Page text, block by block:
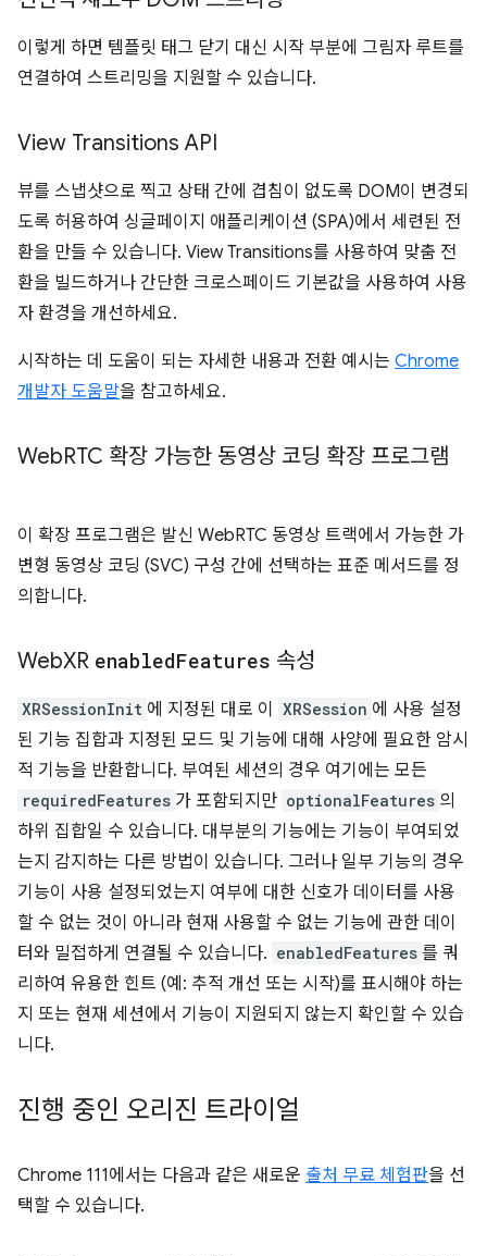
이렇게 하면 템플릿 태그 닫기 대신 시작 부분에 그림자 루트를
연결하여 스트리밍을 지원할 수 있습니다.
View Transitions API
뷰를 스냅샷으로 찍고 상태 간에 겹침이 없도록 DOM이 변경되
도록 허용하여 싱글페이지 애플리케이션 (SPA)에서 세련된 전
환을 만들 수 있습니다. View Transitions를 사용하여 맞춤 전
환을 빌드하거나 간단한 크로스페이드 기본값을 사용하여 사용
자 환경을 개선하세요.
시작하는 데 도움이 되는 자세한 내용과 전환 예시는 Chrome
개발자 도움말을 참고하세요.
WebRTC 확장 가능한 동영상 코딩 확장 프로그램
이 확장 프로그램은 발신 WebRTC 동영상 트랙에서 가능한 가
변형 동영상 코딩 (SVC) 구성 간에 선택하는 표준 메서드를 정
의합니다.
WebXR enabledFeatures 속성
XRSessionInit 에 지정된 대로 이 XRSession 에 사용 설정
된 기능 집합과 지정된 모드 및 기능에 대해 사양에 필요한 암시
적 기능을 반환합니다. 부여된 세션의 경우 여기에는 모든
requiredFeatures 가 포함되지만 optionalFeatures 의
하위 집합일 수 있습니다. 대부분의 기능에는 기능이 부여되었
는지 감지하는 다른 방법이 있습니다. 그러나 일부 기능의 경우
기능이 사용 설정되었는지 여부에 대한 신호가 데이터를 사용
할 수 없는 것이 아니라 현재 사용할 수 없는 기능에 관한 데이
터와 밀접하게 연결될 수 있습니다. enabledFeatures 를 쿼
리하여 유용한 힌트 (예: 추적 개선 또는 시작)를 표시해야 하는
지 또는 현재 세션에서 기능이 지원되지 않는지 확인할 수 있습
니다.
진행 중인 오리진 트라이얼
Chrome 111에서는 다음과 같은 새로운 출처 무료 체험판을 선
택할 수 있습니다.